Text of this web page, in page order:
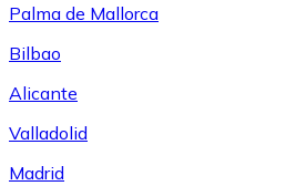
Palma de Mallorca
Bilbao
Alicante
Valladolid
Madrid